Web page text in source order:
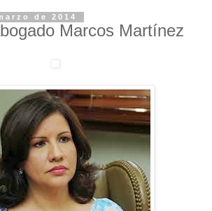
de 2014
Marcos Martínez